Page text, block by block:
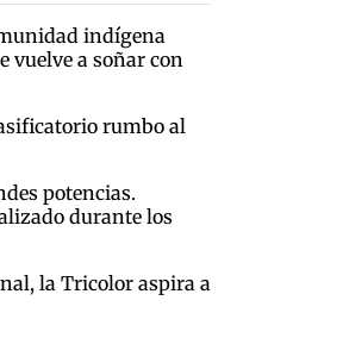
indígena
vuelve a soñar con
rumbo al
potencias.
durante los
la Tricolor aspira a